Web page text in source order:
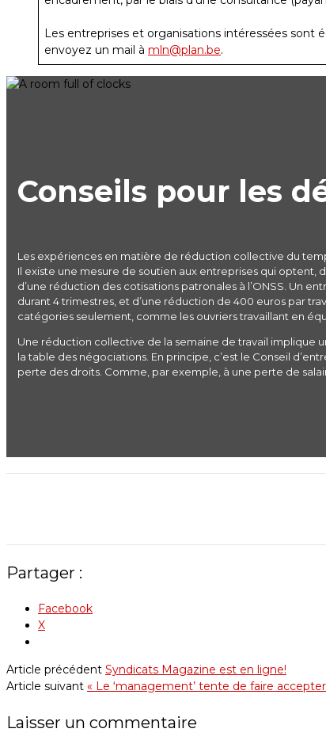
Les entreprises et organisations intéressées sont
envoyez un mail à mln@plan.be.
Conseils pour les
Les expériences en matière de réduction collective du
Il existe une mesure de soutien aux entreprises qui
d’une réduction des cotisations patronales à l’ONSS. Un
durant 4 trimestres, et d’une réduction de 400 euros par
catégories seulement, comme les ouvriers travaillant en
Une réduction collective de la semaine de travail implique
la table des négociations. En principe, c’est le Conseil
perte des droits. Comme, par exemple, à une perte de
Partager :
Facebook
X
Article précédent Syndicats Magazine est en ligne!
Article suivant « Le ‘management’ tente de faire
Laisser un commentaire